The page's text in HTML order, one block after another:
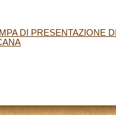
DI PRESENTAZIONE